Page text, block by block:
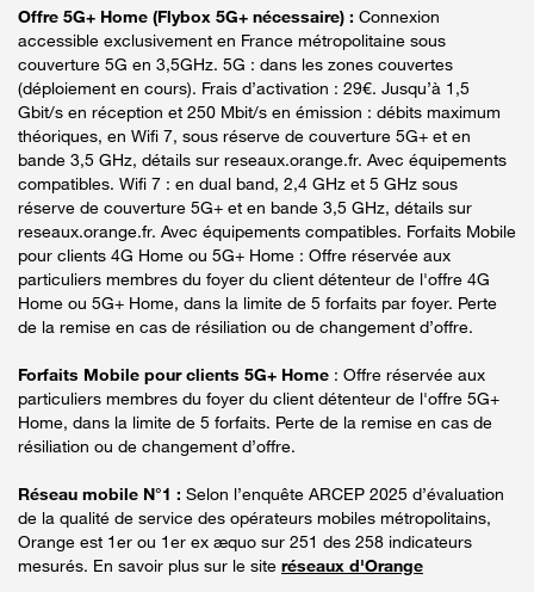
Offre 5G+ Home (Flybox 5G+ nécessaire) : Connexion
accessible exclusivement en France métropolitaine sous
couverture 5G en 3,5GHz. 5G : dans les zones couvertes
(déploiement en cours). Frais d’activation : 29€. Jusqu’à 1,5
Gbit/s en réception et 250 Mbit/s en émission : débits maximum
théoriques, en Wifi 7, sous réserve de couverture 5G+ et en
bande 3,5 GHz, détails sur reseaux.orange.fr. Avec équipements
compatibles. Wifi 7 : en dual band, 2,4 GHz et 5 GHz sous
réserve de couverture 5G+ et en bande 3,5 GHz, détails sur
reseaux.orange.fr. Avec équipements compatibles. Forfaits Mobile
pour clients 4G Home ou 5G+ Home : Offre réservée aux
particuliers membres du foyer du client détenteur de l'offre 4G
Home ou 5G+ Home, dans la limite de 5 forfaits par foyer. Perte
de la remise en cas de résiliation ou de changement d’offre.
Forfaits Mobile pour clients 5G+ Home : Offre réservée aux
particuliers membres du foyer du client détenteur de l'offre 5G+
Home, dans la limite de 5 forfaits. Perte de la remise en cas de
résiliation ou de changement d’offre.
Réseau mobile N°1 : Selon l’enquête ARCEP 2025 d’évaluation
de la qualité de service des opérateurs mobiles métropolitains,
Orange est 1er ou 1er ex æquo sur 251 des 258 indicateurs
mesurés. En savoir plus sur le site réseaux d'Orange